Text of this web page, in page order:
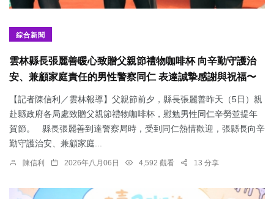
綜合新聞
雲林縣長張麗善暖心致贈父親節禮物咖啡杯 向辛勤守護治
安、兼顧家庭責任的男性警察同仁 表達誠摯感謝與祝福〜
【記者陳信利／雲林報導】父親節前夕，縣長張麗善昨天（5日）親
赴縣政府各局處致贈父親節禮物咖啡杯，慰勉男性同仁辛勞並提年
賀節。 縣長張麗善到達警察局時，受到同仁熱情歡迎，張縣長向辛
勤守護治安、兼顧家庭...
陳信利 2026年八月06日 4,592 觀看 13 分享